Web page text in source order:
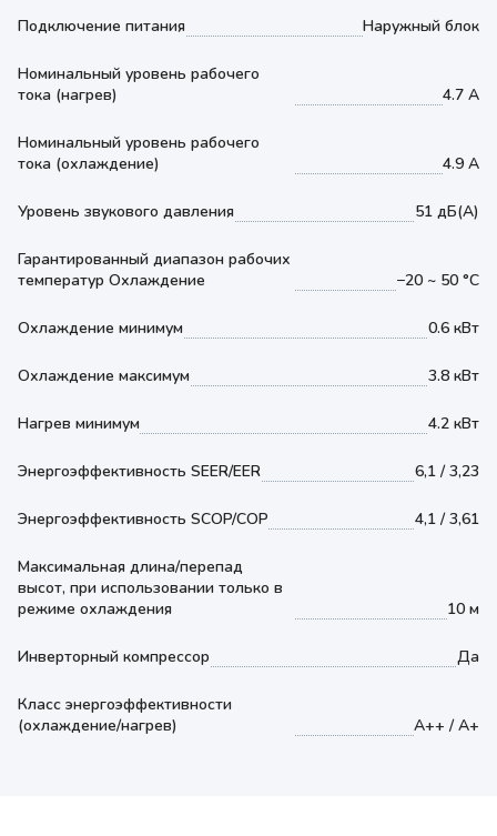
Подключение питания Наружный блок
Номинальный уровень рабочего
тока (нагрев)
4.7 А
Номинальный уровень рабочего
тока (охлаждение)
4.9 А
Уровень звукового давления 51 дБ(А)
Гарантированный диапазон рабочих
температур Охлаждение
−20 ~ 50 °С
Охлаждение минимум 0.6 кВт
Охлаждение максимум 3.8 кВт
Нагрев минимум 4.2 кВт
Энергоэффективность SEER/EER 6,1 / 3,23
Энергоэффективность SCOP/COP 4,1 / 3,61
Максимальная длина/перепад
высот, при использовании только в
режиме охлаждения
10 м
Инверторный компрессор Да
Класс энергоэффективности
(охлаждение/нагрев)
A++ / A+